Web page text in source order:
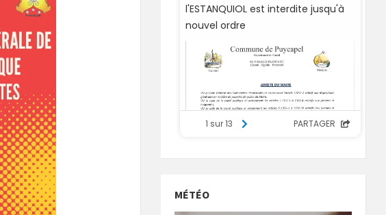
MÉTÉO